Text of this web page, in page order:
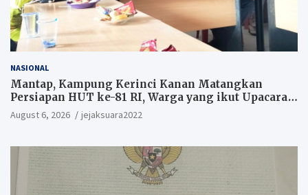
NASIONAL
Mantap, Kampung Kerinci Kanan Matangkan
Persiapan HUT ke-81 RI, Warga yang ikut Upacara
Berkesempatan Raih Hadiah
August 6, 2026 jejaksuara2022